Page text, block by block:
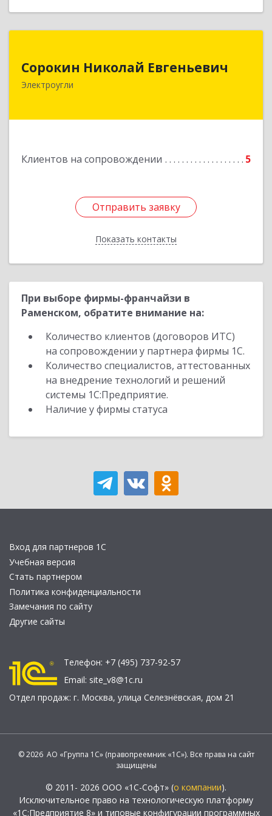
Сорокин Николай Евгеньевич
Электроугли
Клиентов на сопровождении 5
Отправить заявку
Показать контакты
Отправить заявку
Назад
При выборе фирмы-франчайзи в
Раменском, обратите внимание на:
Количество клиентов (договоров ИТС)
на сопровождении у партнера фирмы 1С.
Количество специалистов, аттестованных
на внедрение технологий и решений
системы 1С:Предприятие.
Наличие у фирмы статуса
Вход для партнеров 1С
Учебная версия
Стать партнером
Политика конфиденциальности
Замечания по сайту
Другие сайты
Телефон: +7 (495) 737-92-57
Email: site_v8@1c.ru
Отдел продаж: г. Москва, улица Селезнёвская, дом 21
© 2026 АО «Группа 1С» (правопреемник «1С»). Все права на сайт
защищены
© 2011- 2026 ООО «1С-Софт» (о компании).
Исключительное право на технологическую платформу
«1С:Предприятие 8» и типовые конфигурации программных